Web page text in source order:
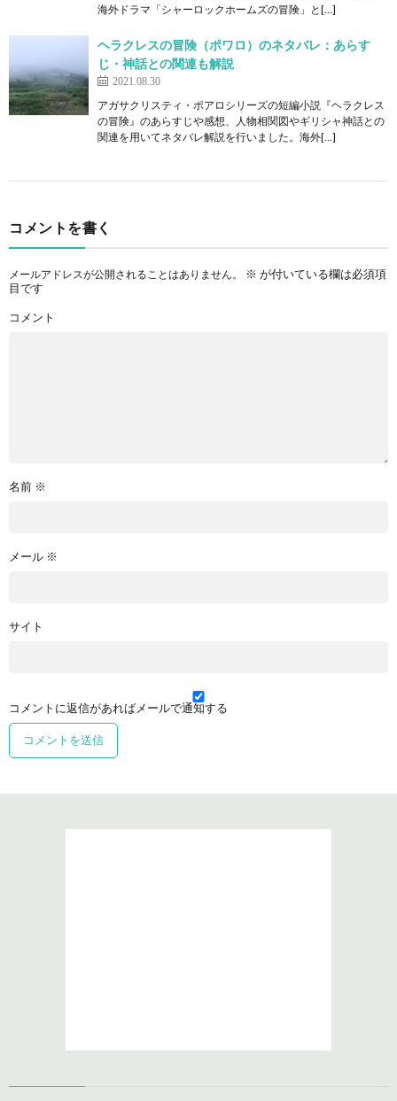
海外ドラマ「シャーロックホームズの冒険」と[…]
ヘラクレスの冒険（ポワロ）のネタバレ：あらす
じ・神話との関連も解説
2021.08.30
アガサクリスティ・ポアロシリーズの短編小説『ヘラクレス
の冒険』のあらすじや感想、人物相関図やギリシャ神話との
関連を用いてネタバレ解説を行いました。海外[…]
コメントを書く
メールアドレスが公開されることはありません。 ※ が付いている欄は必須項
目です
コメント
名前 ※
メール ※
サイト
コメントに返信があればメールで通知する